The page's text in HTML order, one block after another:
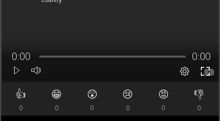
👍
0
😁
0
😲
0
😢
0
😡
0
👎
0